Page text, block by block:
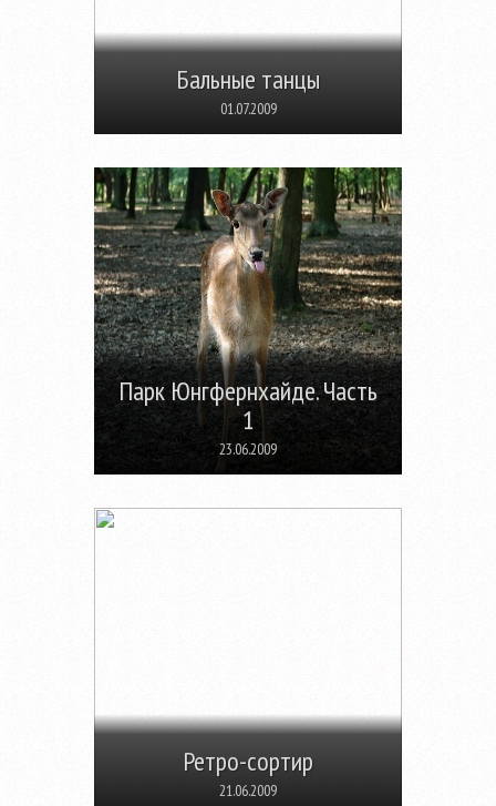
Бальные танцы
01.07.2009
Парк Юнгфернхайде. Часть
1
23.06.2009
Ретро-сортир
21.06.2009